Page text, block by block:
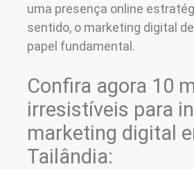
uma presença online
sentido, o marketing digital
papel fundamental.
Confira agora 10
irresistíveis para
marketing digital
Tailândia: